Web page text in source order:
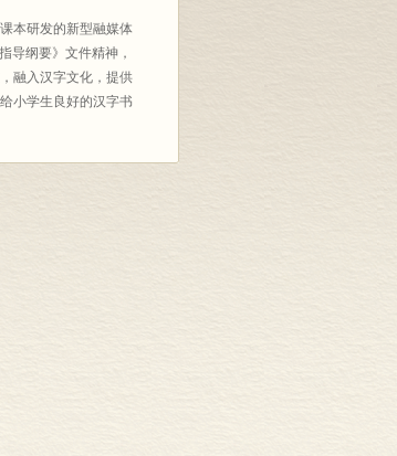
本研发的新型融媒体
导纲要》文件精神，
融入汉字文化，提供
小学生良好的汉字书